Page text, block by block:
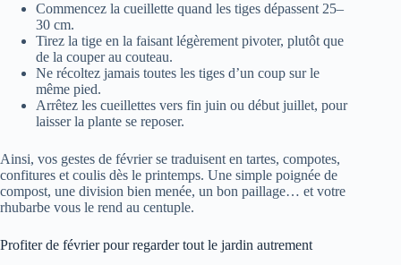
Commencez la cueillette quand les tiges dépassent 25–
30 cm.
Tirez la tige en la faisant légèrement pivoter, plutôt que
de la couper au couteau.
Ne récoltez jamais toutes les tiges d’un coup sur le
même pied.
Arrêtez les cueillettes vers fin juin ou début juillet, pour
laisser la plante se reposer.
Ainsi, vos gestes de février se traduisent en tartes, compotes,
confitures et coulis dès le printemps. Une simple poignée de
compost, une division bien menée, un bon paillage… et votre
rhubarbe vous le rend au centuple.
Profiter de février pour regarder tout le jardin autrement